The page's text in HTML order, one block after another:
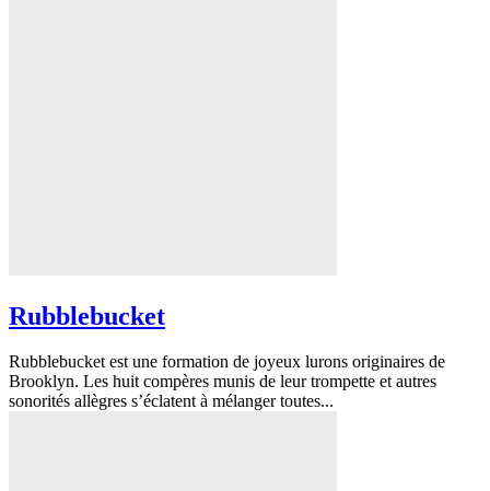
Rubblebucket
Rubblebucket est une formation de joyeux lurons originaires de
Brooklyn. Les huit compères munis de leur trompette et autres
sonorités allègres s’éclatent à mélanger toutes...